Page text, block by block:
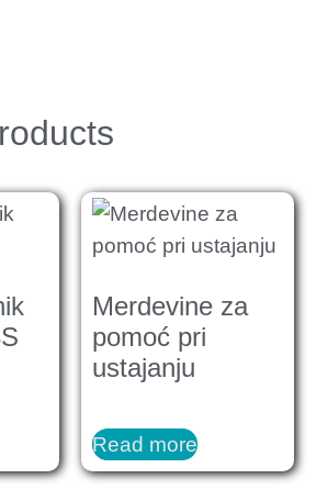
Merdevine za
pomoć pri
ustajanju
Read more